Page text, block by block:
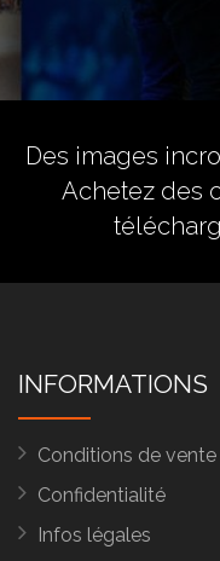
Des images
Achetez des
INFORMATIONS
Conditions de vente
Confidentialité
Infos légales